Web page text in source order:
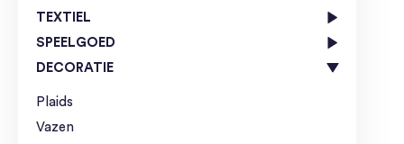
TEXTIEL
SPEELGOED
DECORATIE
Plaids
Vazen